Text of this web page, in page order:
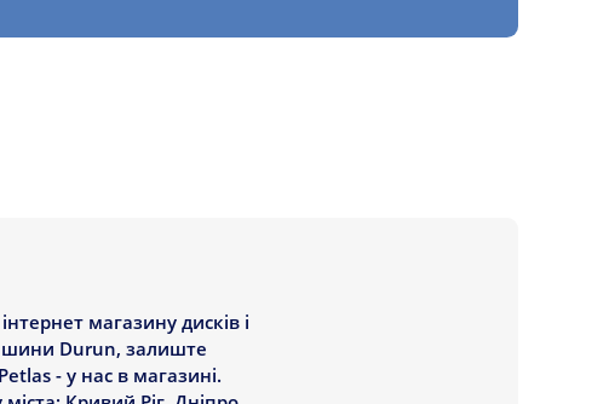
магазину дисків і
шини Durun, залиште
- у нас в магазині.